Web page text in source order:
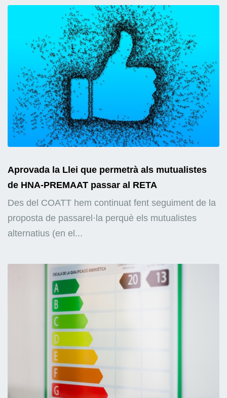
Aprovada la Llei que permetrà als mutualistes
de HNA-PREMAAT passar al RETA
Des del COATT hem continuat fent seguiment de la
proposta de passarel·la perquè els mutualistes
alternatius (en el...